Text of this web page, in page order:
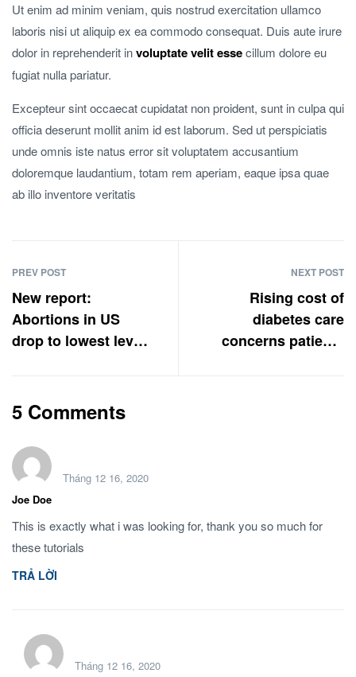
Ut enim ad minim veniam, quis nostrud exercitation ullamco
laboris nisi ut aliquip ex ea commodo consequat. Duis aute irure
dolor in reprehenderit involuptate velit essecillum dolore eu
fugiat nulla pariatur.
Excepteur sint occaecat cupidatat non proident, sunt in culpa qui
officia deserunt mollit anim id est laborum. Sed ut perspiciatis
unde omnis iste natus error sit voluptatem accusantium
doloremque laudantium, totam rem aperiam, eaque ipsa quae
ab illo inventore veritatis
PREV POST
New report:
Abortions in US
drop to lowest level
NEXT POST
Rising cost of
diabetes care
concerns patients
5 Comments
Joe Doe
Tháng 12 16, 2020
This is exactly what i was looking for, thank you so much for
these tutorials
TRẢ LỜI
Tháng 12 16, 2020